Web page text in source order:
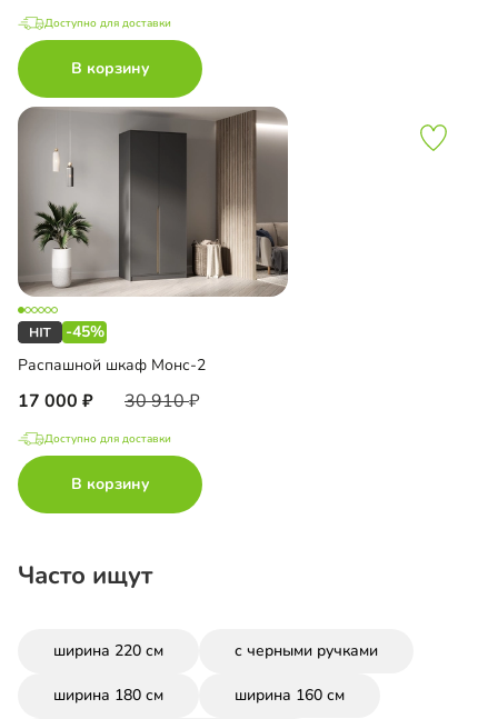
Доступно для доставки
В корзину
-45%
Распашной шкаф Монс-2
17 000 30 910
Доступно для доставки
В корзину
Часто ищут
ширина 220 см с черными ручками
ширина 180 см ширина 160 см